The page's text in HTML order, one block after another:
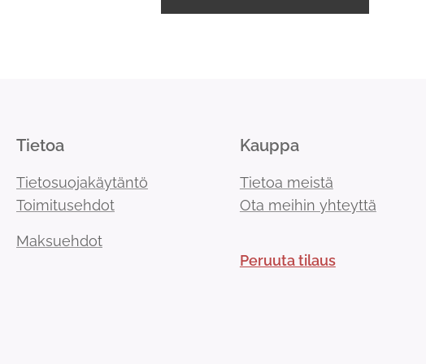
Tietoa
Tietosuojakäytäntö
Toimitusehdot
Maksuehdot
Kauppa
Tietoa meistä
Ota meihin yhteyttä
Peruuta tilaus